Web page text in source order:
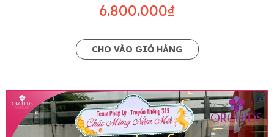
6.800.000₫
CHO VÀO GIỎ HÀNG